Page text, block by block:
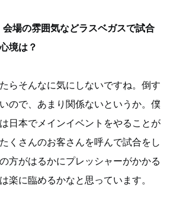
場の雰囲気などラスベガスで試合
境は？
らそんなに気にしないですね。倒す
ので、あまり関係ないというか。僕
日本でメインイベントをやることが
くさんのお客さんを呼んで試合をし
方がはるかにプレッシャーがかかる
楽に臨めるかなと思っています。